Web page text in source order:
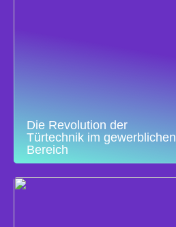
Die Revolution der
Türtechnik im gewerblichen
Bereich